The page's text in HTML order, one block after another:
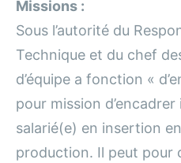
Missions :
Sous l’autorité du
Technique et du chef
d’équipe a fonction «
pour mission d’encadrer
salarié(e) en insertion
production. Il peut pour